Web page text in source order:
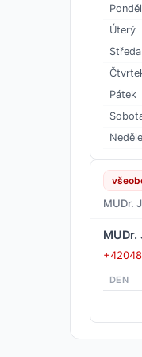
Úterý
Středa
Pátek
Neděle
MUDr.
MUDr.
DEN